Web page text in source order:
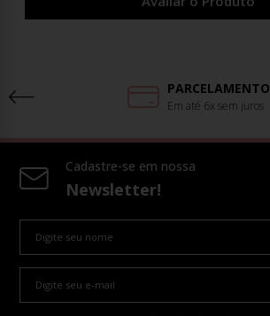
PARCELAMENTO
Em até 6x sem juros
Cadastre-se em nossa
Newsletter!